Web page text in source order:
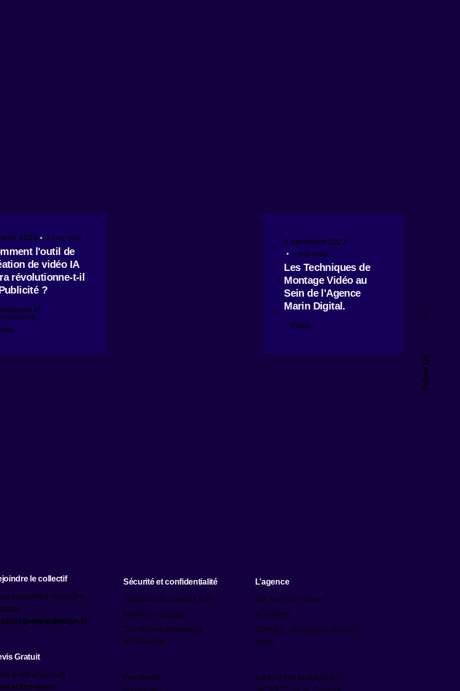
Follow Us
2024 6 min read
l'outil de
de vidéo IA
révolutionne-t-il
?
et
5 décembre 2023
5 min read
Les Techniques de
Montage Vidéo au
Sein de l'Agence
Marin Digital.
Vidéo
le collectif
souhaitez rejoindre
?
Gratuit
avez un projet ?
nous
Sécurité et confidentialité
Politique de cookies (UE)
Mentions légales
Conditions Générales
d’Utilisation
Facebook
L’agence
Qui sommes-nous ?
Actualités
Contact – Discutons de votre
projet
Ce site est protégé par